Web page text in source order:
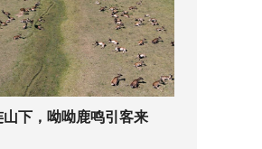
山下，呦呦鹿鸣引客来